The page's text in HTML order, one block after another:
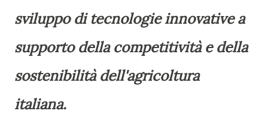
sviluppo di tecnologie innovative a
supporto della competitività e della
sostenibilità dell'agricoltura
italiana.